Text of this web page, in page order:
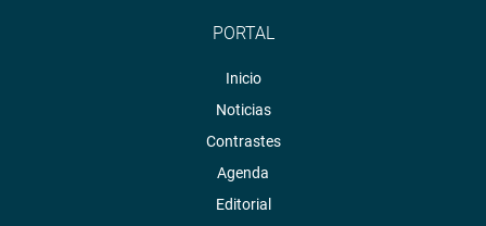
PORTAL
Inicio
Noticias
Contrastes
Agenda
Editorial